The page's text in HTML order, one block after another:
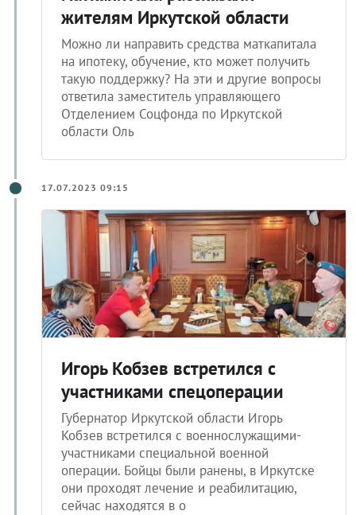
жителям Иркутской области
Можно ли направить средства маткапитала
на ипотеку, обучение, кто может получить
такую поддержку? На эти и другие вопросы
ответила заместитель управляющего
Отделением Соцфонда по Иркутской
области Оль
17.07.2023 09:15
Игорь Кобзев встретился с
участниками спецоперации
Губернатор Иркутской области Игорь
Кобзев встретился с военнослужащими-
участниками специальной военной
операции. Бойцы были ранены, в Иркутске
они проходят лечение и реабилитацию,
сейчас находятся в о